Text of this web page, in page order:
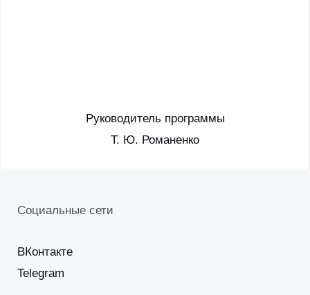
Руководитель программы
Т. Ю. Романенко
Социальные сети
ВКонтакте
Telegram